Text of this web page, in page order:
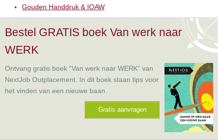
Gouden Handdruk & IOAW
Bestel GRATIS boek Van werk naar
WERK
Ontvang gratis boek “Van werk naar WERK” van
NextJob Outplacement. In dit boek staan tips voor
het vinden van een nieuwe baan.
Gratis aanvragen